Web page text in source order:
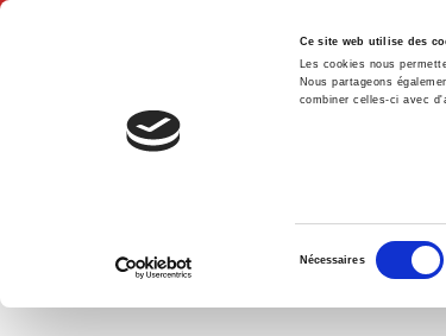
Ce site web utilise des
Les cookies nous
Nous partageons
combiner celles-ci avec
consentement
Nécessaires
PANIER